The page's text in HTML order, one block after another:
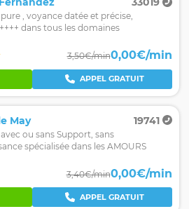
, voyance datée et précise,
dans tous les domaines
3,50€/min0,00€/min
APPEL GRATUIT
May 19741
ou sans Support, sans
spécialisée dans les AMOURS
3,40€/min0,00€/min
APPEL GRATUIT